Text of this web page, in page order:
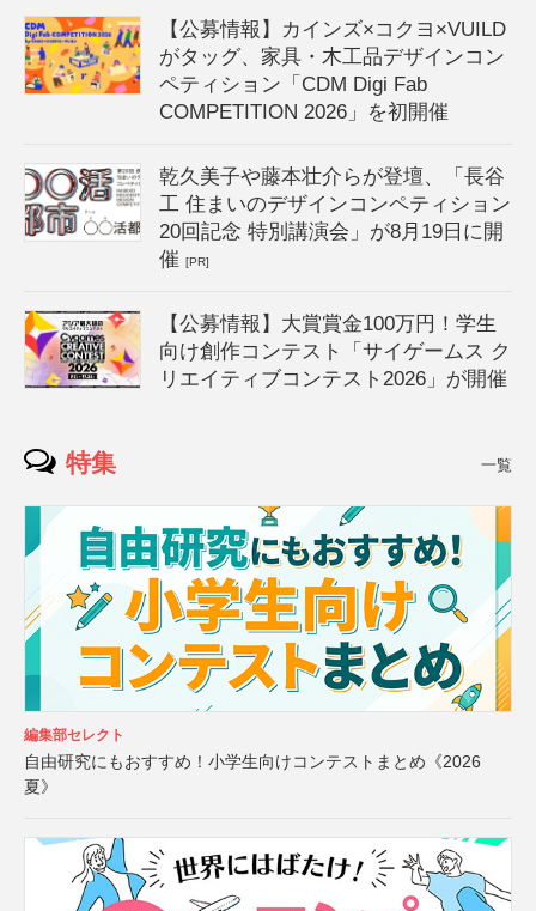
【公募情報】カインズ×コクヨ×VUILD
がタッグ、家具・木工品デザインコン
ペティション「CDM Digi Fab
COMPETITION 2026」を初開催
乾久美子や藤本壮介らが登壇、「長谷
工 住まいのデザインコンペティション
20回記念 特別講演会」が8月19日に開
催[PR]
【公募情報】大賞賞金100万円！学生
向け創作コンテスト「サイゲームス ク
リエイティブコンテスト2026」が開催
特集 一覧
編集部セレクト
自由研究にもおすすめ！小学生向けコンテストまとめ《2026
夏》